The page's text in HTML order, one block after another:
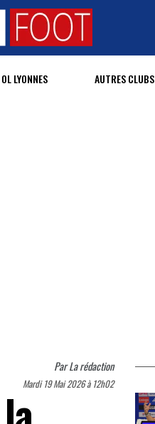
OL LYONNES AUTRES CLUBS
ParLa rédaction
Mardi 19 Mai 2026 à 12h02